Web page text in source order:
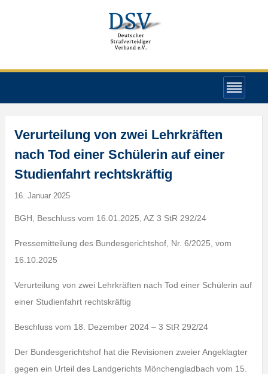
Verurteilung von zwei Lehrkräften
nach Tod einer Schülerin auf einer
Studienfahrt rechtskräftig
16. Januar 2025
BGH, Beschluss vom 16.01.2025, AZ 3 StR 292/24
Pressemitteilung des Bundesgerichtshof, Nr. 6/2025, vom
16.10.2025
Verurteilung von zwei Lehrkräften nach Tod einer Schülerin auf
einer Studienfahrt rechtskräftig
Beschluss vom 18. Dezember 2024 – 3 StR 292/24
Der Bundesgerichtshof hat die Revisionen zweier Angeklagter
gegen ein Urteil des Landgerichts Mönchengladbach vom 15.